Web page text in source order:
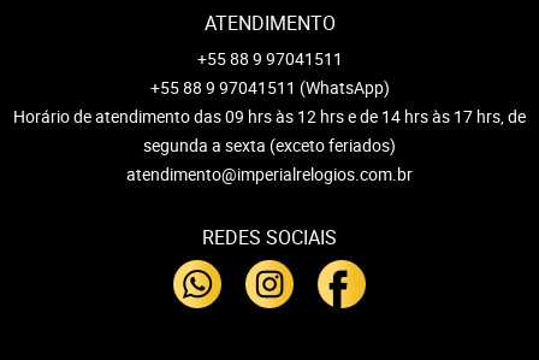
ATENDIMENTO
+55 88 9 97041511
+55 88 9 97041511 (WhatsApp)
Horário de atendimento das 09 hrs às 12 hrs e de 14 hrs às 17 hrs, de
segunda a sexta (exceto feriados)
atendimento@imperialrelogios.com.br
REDES SOCIAIS